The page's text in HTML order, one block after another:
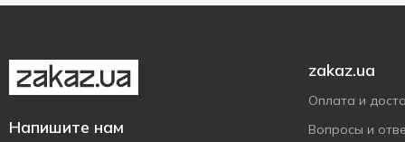
Напишите нам
zakaz.ua
Оплата и
Вопросы и